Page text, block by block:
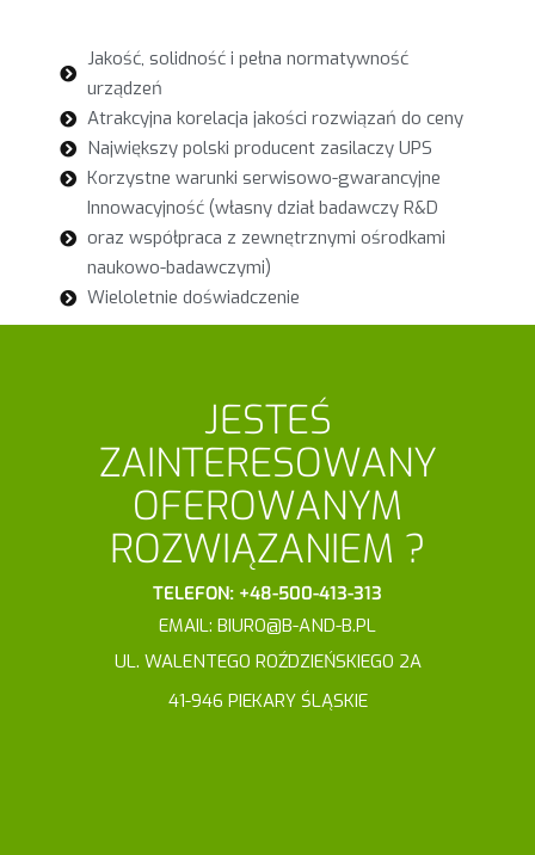
Jakość, solidność i pełna normatywność
urządzeń
Atrakcyjna korelacja jakości rozwiązań do ceny
Największy polski producent zasilaczy UPS
Korzystne warunki serwisowo-gwarancyjne
Innowacyjność (własny dział badawczy R&D
oraz współpraca z zewnętrznymi ośrodkami
naukowo-badawczymi)
Wieloletnie doświadczenie
JESTEŚ
ZAINTERESOWANY
OFEROWANYM
ROZWIĄZANIEM ?
TELEFON: +48-500-413-313
EMAIL: BIURO@B-AND-B.PL
UL. WALENTEGO ROŹDZIEŃSKIEGO 2A
41-946 PIEKARY ŚLĄSKIE​